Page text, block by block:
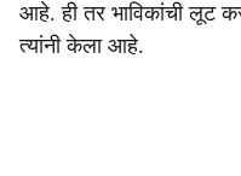
आहे. ही तर भाविकांची लूट
त्यांनी केला आहे.